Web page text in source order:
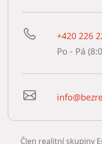
+420 226
Po - Pá
Člen realitní skupiny